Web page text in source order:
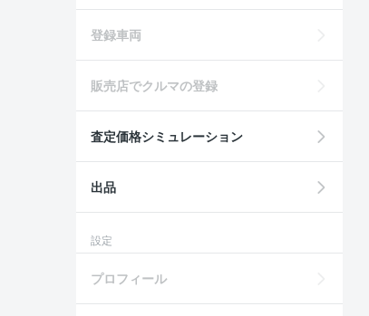
登録車両
販売店でクルマの登録
査定価格シミュレーション
出品
設定
プロフィール